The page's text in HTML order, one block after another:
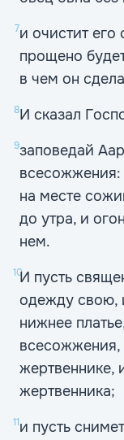
7и очистит
прощено
в чем он
8И сказал
9заповедай
всесожжения:
на месте
до утра, и
нем.
10И пусть
одежду свою,
нижнее
всесожжения,
жертвеннике,
жертвенника;
11и пусть